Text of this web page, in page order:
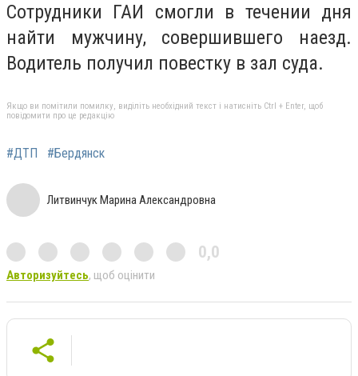
Сотрудники ГАИ смогли в течении дня
найти мужчину, совершившего наезд.
Водитель получил повестку в зал суда.
Якщо ви помітили помилку, виділіть необхідний текст і натисніть Ctrl + Enter, щоб
повідомити про це редакцію
#ДТП #Бердянск
Литвинчук Марина Александровна
0,0
Авторизуйтесь, щоб оцінити